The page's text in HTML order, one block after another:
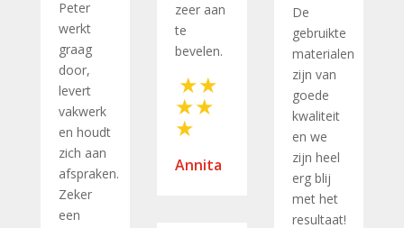
De
gebruikte
materialen
zijn van
goede
kwaliteit
en we
zijn heel
erg blij
met het
resultaat!
Peter
werkt
graag
door,
levert
vakwerk
en houdt
zich aan
afspraken.
Zeker
een
zeer aan
te
bevelen.
Annita